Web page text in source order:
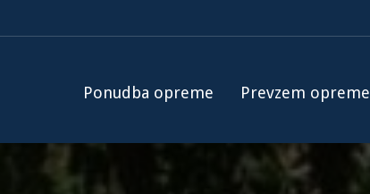
Ponudba opreme Prevzem opreme